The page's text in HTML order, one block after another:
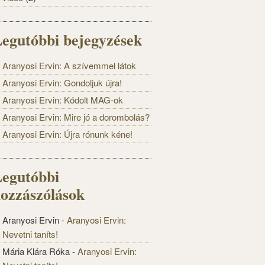
bejegyzések
Aranyosi Ervin: A szívemmel látok
Aranyosi Ervin: Gondoljuk újra!
Aranyosi Ervin: Kódolt MAG-ok
Aranyosi Ervin: Mire jó a dorombolás?
Aranyosi Ervin: Újra rónunk kéne!
Aranyosi Ervin-Aranyosi Ervin:
Nevetni taníts!
Mária Klára Róka-Aranyosi Ervin: